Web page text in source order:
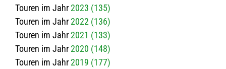
Touren im Jahr2023 (135)
Touren im Jahr2022 (136)
Touren im Jahr2021 (133)
Touren im Jahr2020 (148)
Touren im Jahr2019 (177)